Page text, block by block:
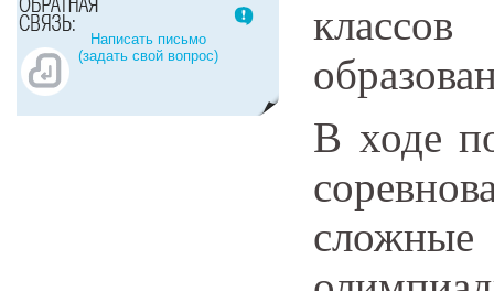
Написать письмо
(задать свой вопрос)
В ходе